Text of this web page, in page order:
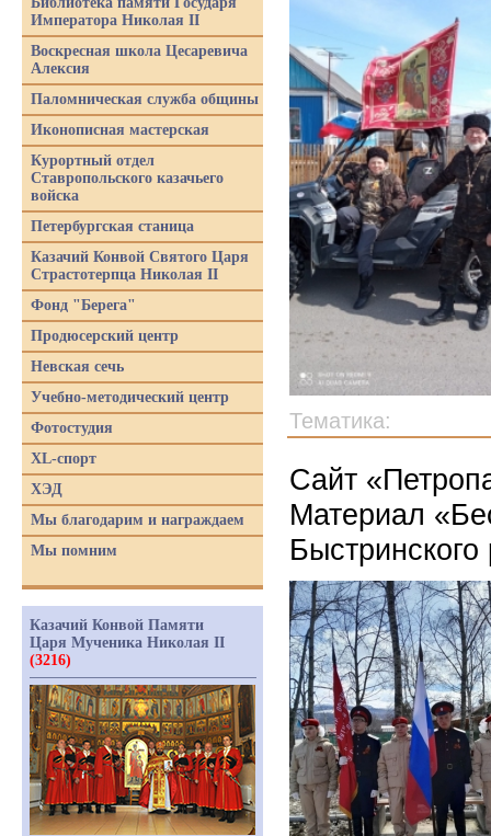
Тематика:
Сайт
Материал
Императора Николая II
Воскресная школа Цесаревича
Алексия
Паломническая служба общины
Иконописная мастерская
Курортный отдел
Ставропольского казачьего
войска
Петербургская станица
Казачий Конвой Святого Царя
Страстотерпца Николая II
Фонд "Берега"
Продюсерский центр
Невская сечь
Учебно-методический центр
Фотостудия
XL-спорт
ХЭД
Мы благодарим и награждаем
Мы помним
Казачий Конвой Памяти
Царя Мученика Николая II
(3216)